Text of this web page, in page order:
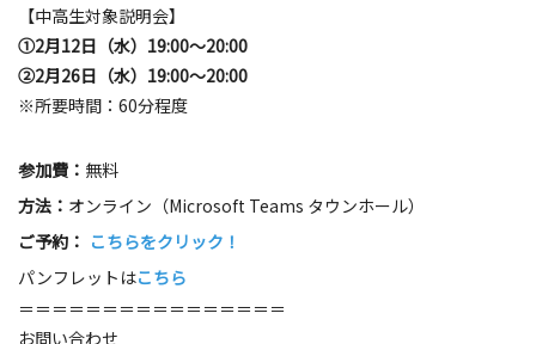
【中高生対象説明会】
①2月12日（水）19:00～20:00
②2月26日（水）19:00～20:00
※所要時間：60分程度​
参加費： 無料
方法： オンライン（Microsoft Teams タウンホール）
ご予約： こちらをクリック！
パンフレットはこちら
＝＝＝＝＝＝＝＝＝＝＝＝＝＝＝＝
お問い合わせ